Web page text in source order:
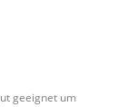
geeignet um